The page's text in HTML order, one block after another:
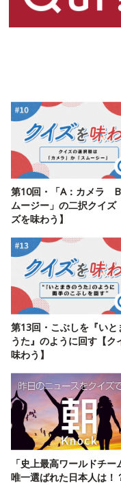
第10回・「A：カメラ
ムージー」の二択クイズ
ズを味わう】
第13回・こぶしを『いと
うた』のように回す【ク
味わう】
「史上最高ワールドチー
唯一選ばれた日本人は！